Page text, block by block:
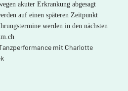
akuter Erkrankung abgesagt
auf einen späteren Zeitpunkt
werden in den nächsten
mit Charlotte